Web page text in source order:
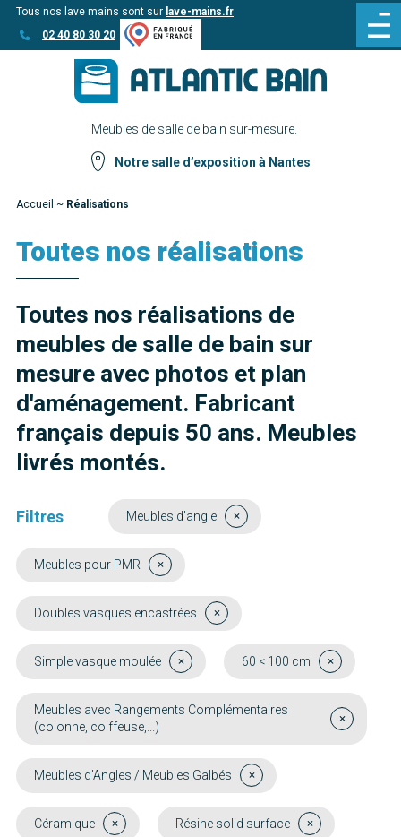
Aller
au
Aller au
contenu
Tous nos lave mains sont sur lave-mains.fr
02 40 80 30 20
Meubles de salle de bain sur-mesure.
Notre salle d’exposition à Nantes
Accueil ~ Réalisations
Toutes nos réalisations
Toutes nos réalisations de
meubles de salle de bain sur
mesure avec photos et plan
d'aménagement. Fabricant
français depuis 50 ans. Meubles
livrés montés.
Filtres Meubles d'angle
Meubles pour PMR
Doubles vasques encastrées
Simple vasque moulée 60 < 100 cm
Meubles avec Rangements Complémentaires
(colonne, coiffeuse,...)
Meubles d'Angles / Meubles Galbés
Céramique Résine solid surface